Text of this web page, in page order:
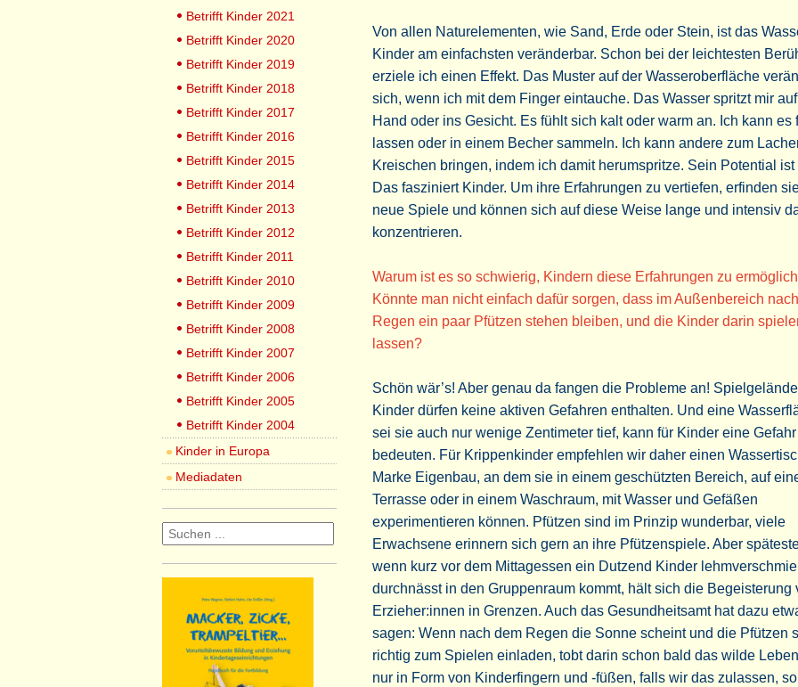
Von allen Naturelementen, wie Sand, Erde oder Stein, ist das
Kinder am einfachsten veränderbar. Schon bei der leichtesten
erziele ich einen Effekt. Das Muster auf der Wasseroberfläche
sich, wenn ich mit dem Finger eintauche. Das Wasser spritzt mir
Hand oder ins Gesicht. Es fühlt sich kalt oder warm an. Ich kann es
lassen oder in einem Becher sammeln. Ich kann andere zum
Kreischen bringen, indem ich damit herumspritze. Sein Potential ist
Das fasziniert Kinder. Um ihre Erfahrungen zu vertiefen, erfinden
neue Spiele und können sich auf diese Weise lange und intensiv
konzentrieren.
Warum ist es so schwierig, Kindern diese Erfahrungen zu
Könnte man nicht einfach dafür sorgen, dass im Außenbereich
Regen ein paar Pfützen stehen bleiben, und die Kinder darin
lassen?
Schön wär’s! Aber genau da fangen die Probleme an!
Kinder dürfen keine aktiven Gefahren enthalten. Und eine
sei sie auch nur wenige Zentimeter tief, kann für Kinder eine Gefahr
bedeuten. Für Krippenkinder empfehlen wir daher einen
Marke Eigenbau, an dem sie in einem geschützten Bereich, auf
Terrasse oder in einem Waschraum, mit Wasser und Gefäßen
experimentieren können. Pfützen sind im Prinzip wunderbar, viele
Erwachsene erinnern sich gern an ihre Pfützenspiele. Aber
wenn kurz vor dem Mittagessen ein Dutzend Kinder
durchnässt in den Gruppenraum kommt, hält sich die Begeisterung
Erzieher:innen in Grenzen. Auch das Gesundheitsamt hat dazu
sagen: Wenn nach dem Regen die Sonne scheint und die Pfützen
richtig zum Spielen einladen, tobt darin schon bald das wilde
nur in Form von Kinderfingern und -füßen, falls wir das zulassen,
Betrifft Kinder 2021
Betrifft Kinder 2020
Betrifft Kinder 2019
Betrifft Kinder 2018
Betrifft Kinder 2017
Betrifft Kinder 2016
Betrifft Kinder 2015
Betrifft Kinder 2014
Betrifft Kinder 2013
Betrifft Kinder 2012
Betrifft Kinder 2011
Betrifft Kinder 2010
Betrifft Kinder 2009
Betrifft Kinder 2008
Betrifft Kinder 2007
Betrifft Kinder 2006
Betrifft Kinder 2005
Betrifft Kinder 2004
Kinder in Europa
Mediadaten